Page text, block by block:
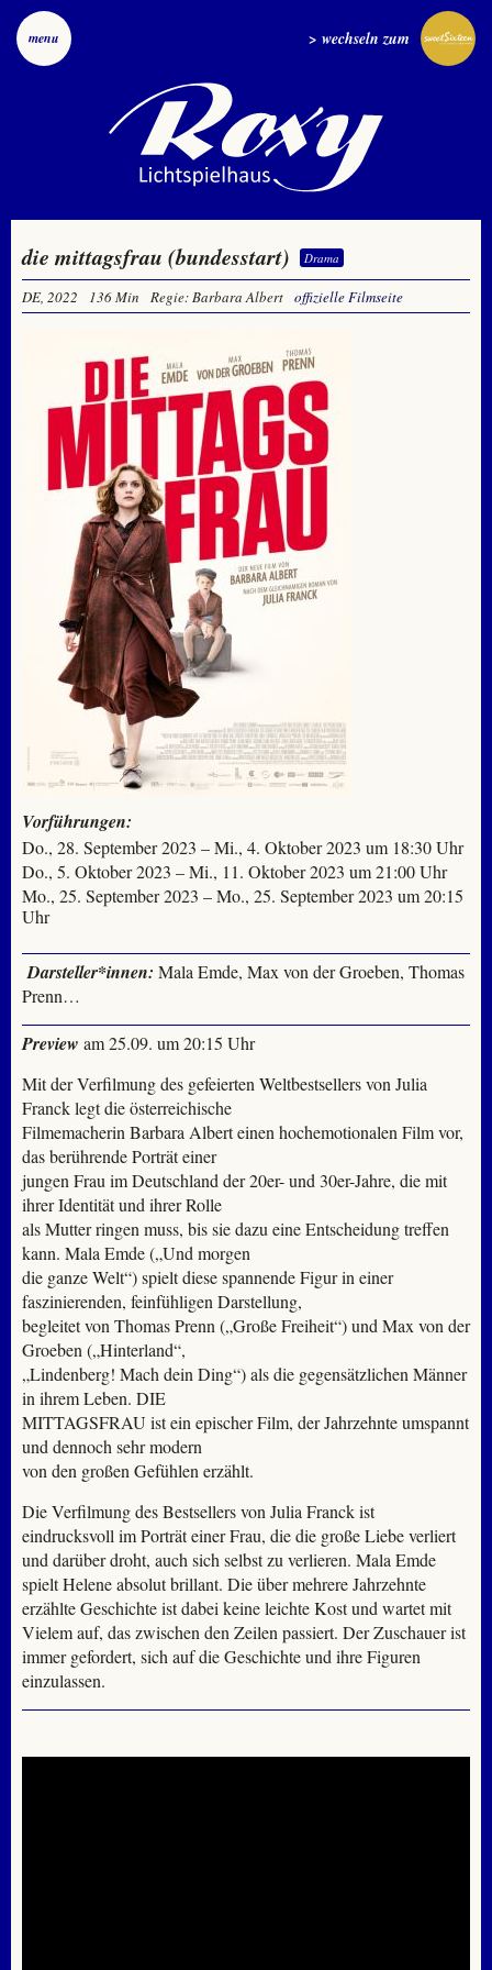
menu > wechseln zum
die mittagsfrau (bundesstart) Drama
DE, 2022 136 Min Regie: Barbara Albert offizielle Filmseite
Vorführungen:
Do., 28. September 2023 – Mi., 4. Oktober 2023 um 18:30 Uhr
Do., 5. Oktober 2023 – Mi., 11. Oktober 2023 um 21:00 Uhr
Mo., 25. September 2023 – Mo., 25. September 2023 um 20:15
Uhr
Darsteller*innen: Mala Emde, Max von der Groeben, Thomas
Prenn…
Preview am 25.09. um 20:15 Uhr
Mit der Verfilmung des gefeierten Weltbestsellers von Julia
Franck legt die österreichische
Filmemacherin Barbara Albert einen hochemotionalen Film vor,
das berührende Porträt einer
jungen Frau im Deutschland der 20er- und 30er-Jahre, die mit
ihrer Identität und ihrer Rolle
als Mutter ringen muss, bis sie dazu eine Entscheidung treffen
kann. Mala Emde („Und morgen
die ganze Welt“) spielt diese spannende Figur in einer
faszinierenden, feinfühligen Darstellung,
begleitet von Thomas Prenn („Große Freiheit“) und Max von der
Groeben („Hinterland“,
„Lindenberg! Mach dein Ding“) als die gegensätzlichen Männer
in ihrem Leben. DIE
MITTAGSFRAU ist ein epischer Film, der Jahrzehnte umspannt
und dennoch sehr modern
von den großen Gefühlen erzählt.
Die Verfilmung des Bestsellers von Julia Franck ist
eindrucksvoll im Porträt einer Frau, die die große Liebe verliert
und darüber droht, auch sich selbst zu verlieren. Mala Emde
spielt Helene absolut brillant. Die über mehrere Jahrzehnte
erzählte Geschichte ist dabei keine leichte Kost und wartet mit
Vielem auf, das zwischen den Zeilen passiert. Der Zuschauer ist
immer gefordert, sich auf die Geschichte und ihre Figuren
einzulassen.